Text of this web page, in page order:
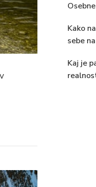
Kako
sebe
Kaj je